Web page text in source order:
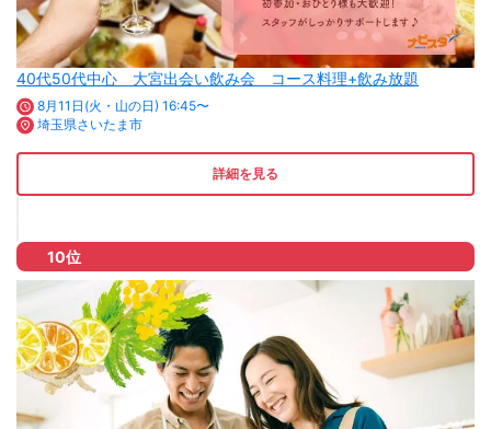
40代50代中心 大宮出会い飲み会 コース料理+飲み放題
8月11日(火・山の日) 16:45〜
埼玉県さいたま市
詳細を見る
10位